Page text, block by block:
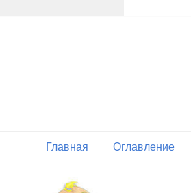
Главная Оглавление